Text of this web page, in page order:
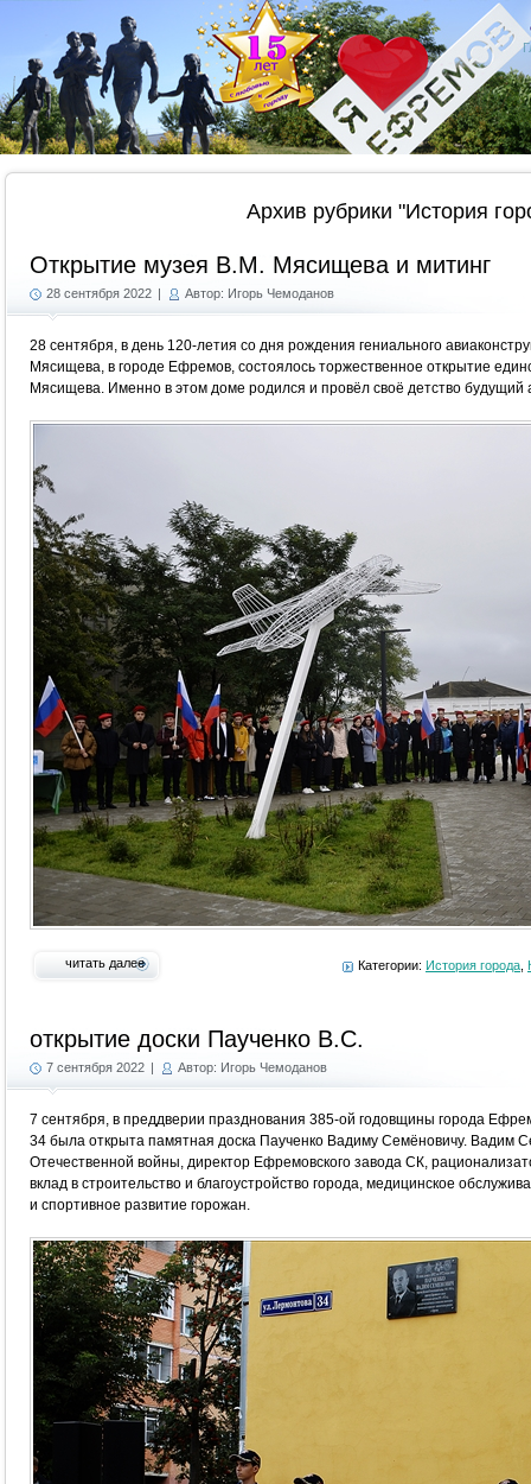
Архив рубрики "История
Открытие музея В.М. Мясищева и митинг
28 сентября 2022 | Автор: Игорь Чемоданов
28 сентября, в день 120-летия со дня рождения гениального
Мясищева, в городе Ефремов, состоялось торжественное открытие
Мясищева. Именно в этом доме родился и провёл своё детство будущий
читать далее Категории: История города
открытие доски Паученко В.С.
7 сентября 2022 | Автор: Игорь Чемоданов
7 сентября, в преддверии празднования 385-ой годовщины города
34 была открыта памятная доска Паученко Вадиму Семёновичу. Вадим
Отечественной войны, директор Ефремовского завода СК,
вклад в строительство и благоустройство города, медицинское
и спортивное развитие горожан.